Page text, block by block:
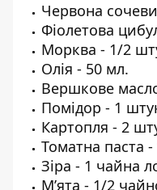
Червона
Фіолетова
Морква - 1/2
Олія - 50 мл.
Вершкове
Помідор - 1
Картопля - 2
Томатна паста
Зіра - 1 чайна
М’ята - 1/2